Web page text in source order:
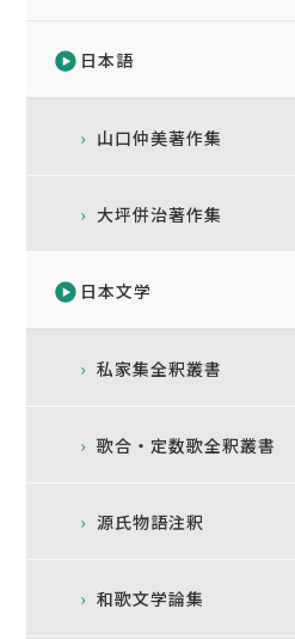
日本語
山口仲美著作集
大坪併治著作集
日本文学
私家集全釈叢書
歌合・定数歌全釈叢書
源氏物語注釈
和歌文学論集